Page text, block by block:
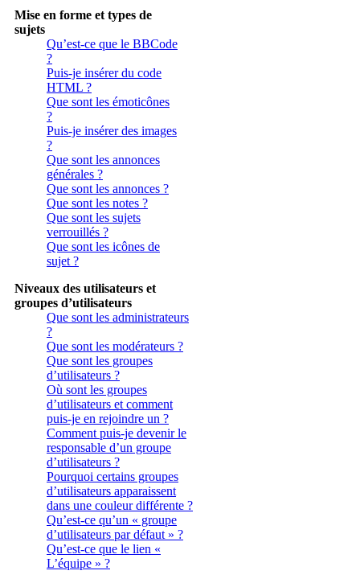
Mise en forme et types de
sujets
Qu’est-ce que le BBCode
?
Puis-je insérer du code
HTML ?
Que sont les émoticônes
?
Puis-je insérer des images
?
Que sont les annonces
générales ?
Que sont les annonces ?
Que sont les notes ?
Que sont les sujets
verrouillés ?
Que sont les icônes de
sujet ?
Niveaux des utilisateurs et
groupes d’utilisateurs
Que sont les administrateurs
?
Que sont les modérateurs ?
Que sont les groupes
d’utilisateurs ?
Où sont les groupes
d’utilisateurs et comment
puis-je en rejoindre un ?
Comment puis-je devenir le
responsable d’un groupe
d’utilisateurs ?
Pourquoi certains groupes
d’utilisateurs apparaissent
dans une couleur différente ?
Qu’est-ce qu’un « groupe
d’utilisateurs par défaut » ?
Qu’est-ce que le lien «
L’équipe » ?